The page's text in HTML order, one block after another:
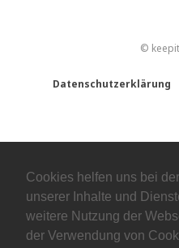
Cookies helfen uns bei
unserer Inhalte und
weitere Nutzung der
der Verwendung von
©
Datenschutzerklärung